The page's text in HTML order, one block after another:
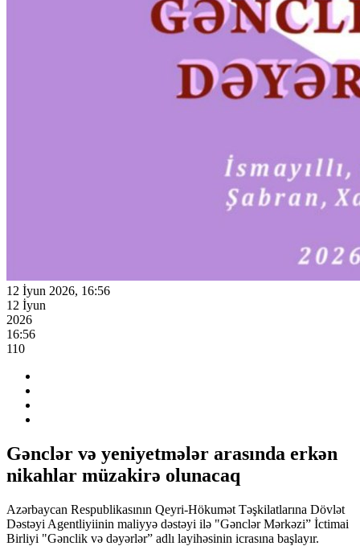
12 İyun 2026, 16:56
12 İyun
2026
16:56
110
Gənclər və yeniyetmələr arasında erkən
nikahlar müzakirə olunacaq
Azərbaycan Respublikasının Qeyri-Hökumət Təşkilatlarına Dövlət
Dəstəyi Agentliyiinin maliyyə dəstəyi ilə "Gənclər Mərkəzi” İctimai
Birliyi "Gənclik və dəyərlər” adlı layihəsinin icrasına başlayır.